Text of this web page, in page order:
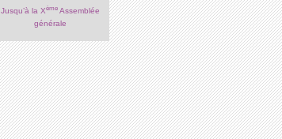
Jusqu’à la XèmeAssemblée
générale